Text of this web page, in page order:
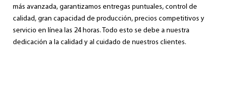
más avanzada, garantizamos entregas puntuales, control de
calidad, gran capacidad de producción, precios competitivos y
servicio en línea las 24 horas. Todo esto se debe a nuestra
dedicación a la calidad y al cuidado de nuestros clientes.